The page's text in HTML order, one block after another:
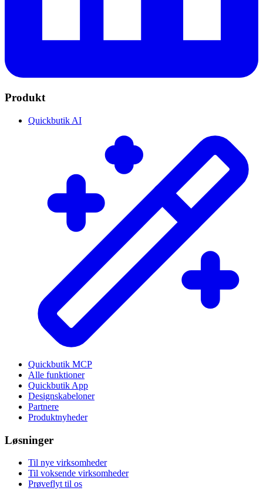
Produkt
Quickbutik AI
Quickbutik MCP
Alle funktioner
Quickbutik App
Designskabeloner
Partnere
Produktnyheder
Løsninger
Til nye virksomheder
Til voksende virksomheder
Prøveflyt til os